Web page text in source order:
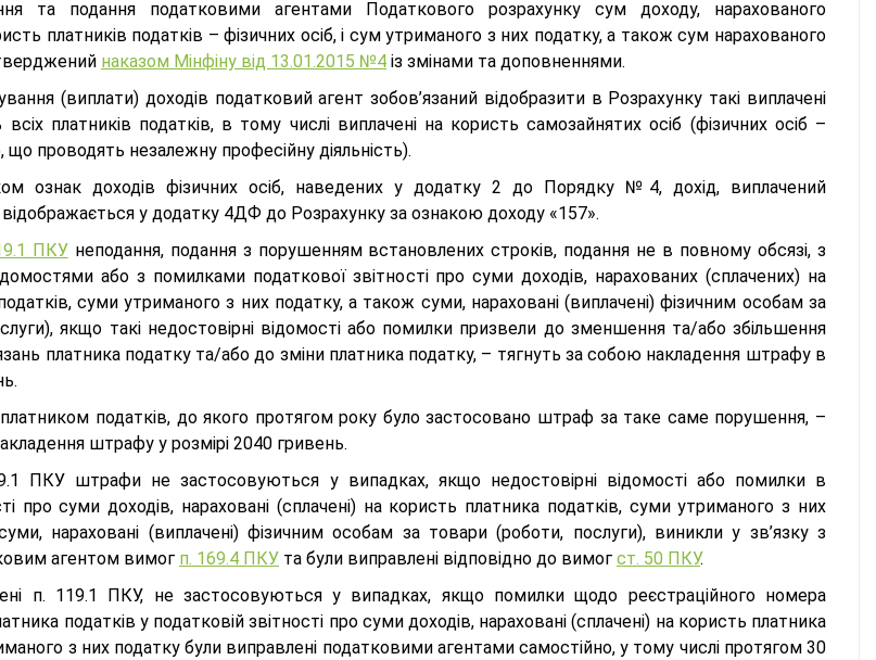
та подання податковими агентами Податкового розрахунку сум доходу, нарахованого
платників податків – фізичних осіб, і сум утриманого з них податку, а також сум нарахованого
наказом Мінфіну від 13.01.2015 №4 із змінами та доповненнями.
(виплати) доходів податковий агент зобов’язаний відобразити в Розрахунку такі виплачені
платників податків, в тому числі виплачені на користь самозайнятих осіб (фізичних осіб –
що проводять незалежну професійну діяльність).
ознак доходів фізичних осіб, наведених у додатку 2 до Порядку №4, дохід, виплачений
відображається у додатку 4ДФ до Розрахунку за ознакою доходу «157».
ПКУнеподання, подання з порушенням встановлених строків, подання не в повному обсязі, з
або з помилками податкової звітності про суми доходів, нарахованих (сплачених) на
суми утриманого з них податку, а також суми, нараховані (виплачені) фізичним особам за
якщо такі недостовірні відомості або помилки призвели до зменшення та/або збільшення
платника податку та/або до зміни платника податку, – тягнуть за собою накладення штрафу в
платником податків, до якого протягом року було застосовано штраф за таке саме порушення, –
штрафу у розмірі 2040 гривень.
ПКУ штрафи не застосовуються у випадках, якщо недостовірні відомості або помилки в
про суми доходів, нараховані (сплачені) на користь платника податків, суми утриманого з них
нараховані (виплачені) фізичним особам за товари (роботи, послуги), виникли у зв’язку з
агентом вимог п. 169.4 ПКУ та були виправлені відповідно до вимог ст. 50 ПКУ.
п. 119.1 ПКУ, не застосовуються у випадках, якщо помилки щодо реєстраційного номера
податків у податковій звітності про суми доходів, нараховані (сплачені) на користь платника
з них податку були виправлені податковими агентами самостійно, у тому числі протягом 30